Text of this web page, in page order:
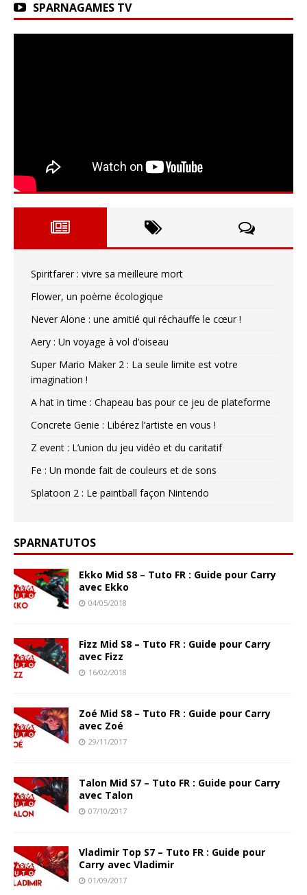
SPARNAGAMES TV
Spiritfarer : vivre sa meilleure mort
Flower, un poème écologique
Never Alone : une amitié qui réchauffe le cœur !
Aery : Un voyage à vol d’oiseau
Super Mario Maker 2 : La seule limite est votre
imagination !
A hat in time : Chapeau bas pour ce jeu de plateforme
Concrete Genie : Libérez l’artiste en vous !
Z event : L’union du jeu vidéo et du caritatif
Fe : Un monde fait de couleurs et de sons
Splatoon 2 : Le paintball façon Nintendo
SPARNATUTOS
Ekko Mid S8 – Tuto FR : Guide pour Carry
avec Ekko
04/05/2018
Fizz Mid S8 – Tuto FR : Guide pour Carry
avec Fizz
16/02/2018
Zoé Mid S8 – Tuto FR : Guide pour Carry
avec Zoé
29/11/2017
Talon Mid S7 – Tuto FR : Guide pour Carry
avec Talon
07/10/2017
Vladimir Top S7 – Tuto FR : Guide pour
Carry avec Vladimir
01/09/2017